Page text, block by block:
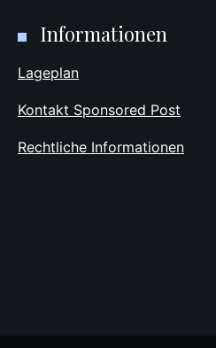
Informationen
Lageplan
Kontakt Sponsored Post
Rechtliche Informationen